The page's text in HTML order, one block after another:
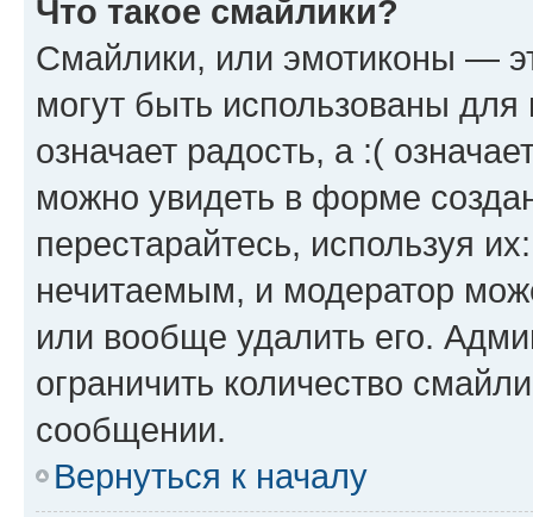
Что такое смайлики?
Смайлики, или эмотиконы —
могут быть использованы
означает радость, а :(
можно увидеть в форме
перестарайтесь, используя
нечитаемым, и модератор
или вообще удалить его.
ограничить количество
сообщении.
Вернуться к началу